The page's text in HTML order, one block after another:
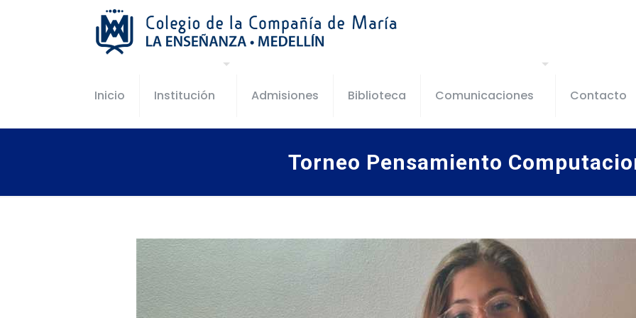
Inicio Institución Admisiones Biblioteca Comunicaciones Contacto
Torneo Pensamiento